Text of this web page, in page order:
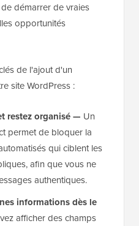
démarrer de vraies
opportunités
de l'ajout d'un
site WordPress :
restez organisé — Un
permet de bloquer la
qui ciblent les
afin que vous ne
authentiques.
informations dès le
afficher des champs